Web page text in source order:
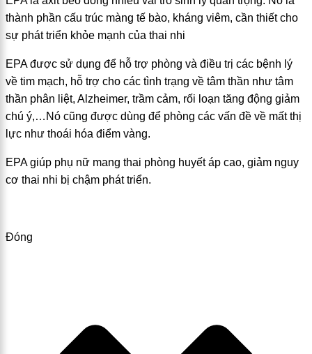
thành phần cấu trúc màng tế bào, kháng viêm, cần thiết cho
sự phát triển khỏe mạnh của thai nhi
EPA được sử dụng để hỗ trợ phòng và điều trị các bệnh lý
về tim mạch, hỗ trợ cho các tình trạng về tâm thần như tâm
thần phân liệt, Alzheimer, trầm cảm, rối loạn tăng động giảm
chú ý,…Nó cũng được dùng để phòng các vấn đề về mất thị
lực như thoái hóa điểm vàng.
EPA giúp phụ nữ mang thai phòng huyết áp cao, giảm nguy
cơ thai nhi bị chậm phát triển.
Đóng